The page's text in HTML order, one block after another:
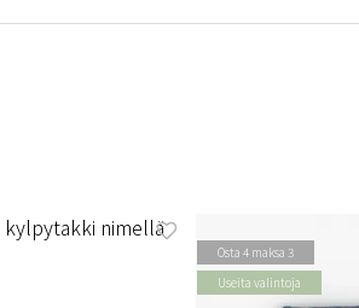
Osta 4 maksa 3
Useita valintoja